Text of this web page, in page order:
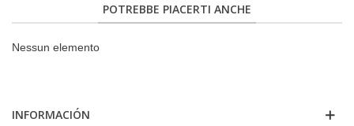
POTREBBE PIACERTI ANCHE
Nessun elemento
INFORMACIÓN